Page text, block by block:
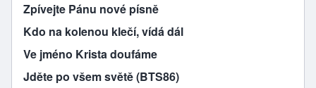
Zpívejte Pánu nové písně
Kdo na kolenou klečí, vídá dál
Ve jméno Krista doufáme
Jděte po všem světě (BTS86)